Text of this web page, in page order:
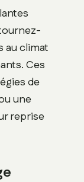
au climat
Ces
de
une
reprise